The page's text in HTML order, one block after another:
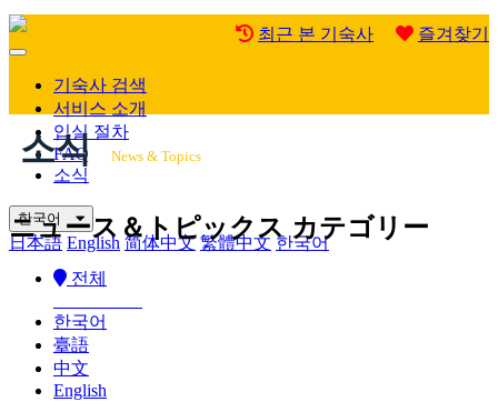
최근 본 기숙사 즐겨찾기
Mobile
기숙사 검색
서비스 소개
입실 절차
FAQ
소식
한국어
日本語 English 简体中文 繁體中文 한국어
소식 News & Topics
ニュース＆トピックス カテゴリー
전체
한국어
臺語
中文
English